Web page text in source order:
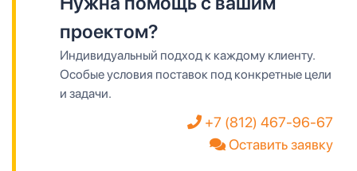
проектом?
Индивидуальный подход к каждому клиенту.
Особые условия поставок под конкретные цели
и задачи.
+7 (812) 467-96-67
Оставить заявку